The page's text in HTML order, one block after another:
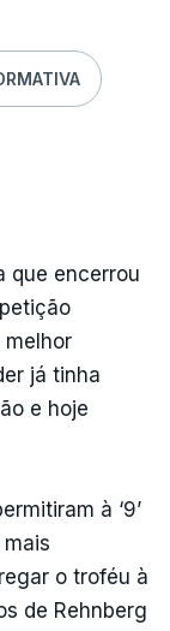
que encerrou
melhor
já tinha
e hoje
à ‘9’
o troféu à
de Rehnberg